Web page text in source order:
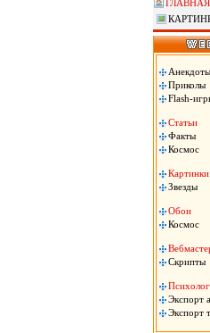
ГЛАВНАЯ
Анекдоты
Приколы
Flash-
Статьи
Факты
Космос
Картинки
Звезды
Обои
Космос
Скрипты
Экспорт
Экспорт